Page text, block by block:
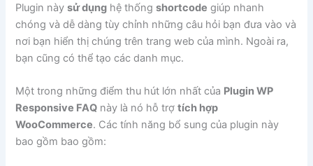
Plugin nàysử dụng hệ thốngshortcode giúp nhanh
chóng và dễ dàng tùy chỉnh những câu hỏi bạn đưa vào và
nơi bạn hiển thị chúng trên trang web của mình. Ngoài ra,
bạn cũng có thể tạo các danh mục.
Một trong những điểm thu hút lớn nhất của Plugin WP
Responsive FAQ này là nó hỗ trợtích hợp
WooCommerce. Các tính năng bổ sung của plugin này
bao gồm bao gồm: